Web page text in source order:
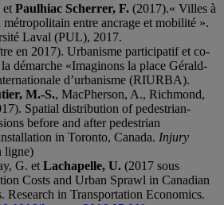
et Paulhiac Scherrer, F. (2017).« Villes à
entre ancrage et mobilité ».
Laval (PUL), 2017.
en 2017). Urbanisme participatif et co-
démarche «Imaginons la place Gérald-
d’urbanisme (RIURBA).
M.-S., MacPherson, A., Richmond,
Spatial distribution of pedestrian-
before and after pedestrian
in Toronto, Canada. Injury
ligne)
G. et Lachapelle, U. (2017 sous
Costs and Urban Sprawl in Canadian
Research in Transportation Economics.